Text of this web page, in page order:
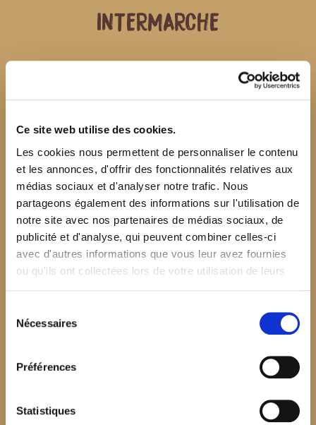
Ce site web utilise des cookies.
Les cookies nous permettent de personnaliser le contenu
et les annonces, d'offrir des fonctionnalités relatives aux
médias sociaux et d'analyser notre trafic. Nous
partageons également des informations sur l'utilisation de
notre site avec nos partenaires de médias sociaux, de
publicité et d'analyse, qui peuvent combiner celles-ci
avec d'autres informations que vous leur avez fournies
ou qu'ils ont collectées lors de votre utilisation de leurs
Nécessaires
Préférences
Statistiques
INTERMARCHE